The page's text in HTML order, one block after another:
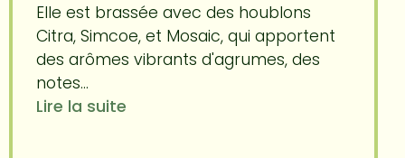
Elle est brassée avec des houblons
Citra, Simcoe, et Mosaic, qui apportent
des arômes vibrants d'agrumes, des
notes...
Lire la suite